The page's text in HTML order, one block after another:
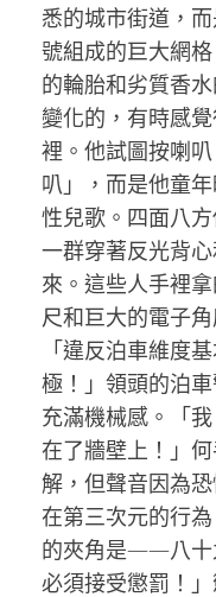
悉的城市街道，
號組成的巨大網
的輪胎和劣質香
變化的，有時感
裡。他試圖按喇
叭」，而是他童
性兒歌。四面八
一群穿著反光背
來。這些人手裡
尺和巨大的電子
「違反泊車維度
極！」領頭的泊
充滿機械感。「
在了牆壁上！」
解，但聲音因為
在第三次元的行
的夾角是——八十
必須接受懲罰！